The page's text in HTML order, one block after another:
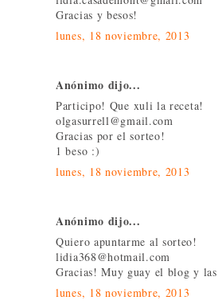
Gracias y besos!
lunes, 18 noviembre, 2013
Anónimo dijo...
Participo! Que xuli la receta!
olgasurrell@gmail.com
Gracias por el sorteo!
1 beso :)
lunes, 18 noviembre, 2013
Anónimo dijo...
Quiero apuntarme al sorteo!
lidia368@hotmail.com
Gracias! Muy guay el blog y
lunes, 18 noviembre, 2013